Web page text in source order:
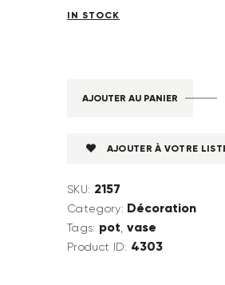
IN STOCK
AJOUTER AU PANIER
AJOUTER À VOTRE
SKU: 2157
Category: Décoration
Tags: pot, vase
Product ID: 4303